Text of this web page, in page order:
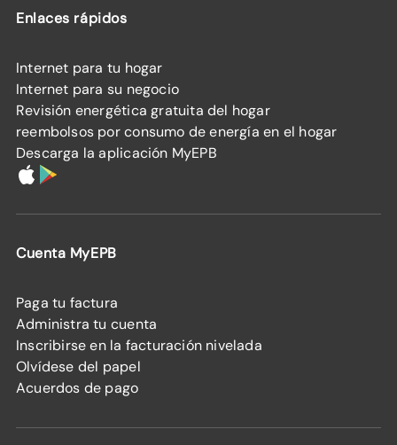
Enlaces rápidos
Internet para tu hogar
Internet para su negocio
Revisión energética gratuita del hogar
reembolsos por consumo de energía en el hogar
Descarga la aplicación MyEPB
Cuenta MyEPB
Paga tu factura
Administra tu cuenta
Inscribirse en la facturación nivelada
Olvídese del papel
Acuerdos de pago